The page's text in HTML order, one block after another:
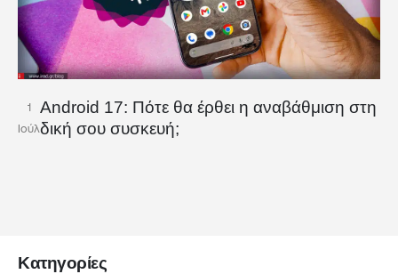
1
Ιούλ
Android 17: Πότε θα έρθει η αναβάθμιση στη
δική σου συσκευή;
Κατηγορίες